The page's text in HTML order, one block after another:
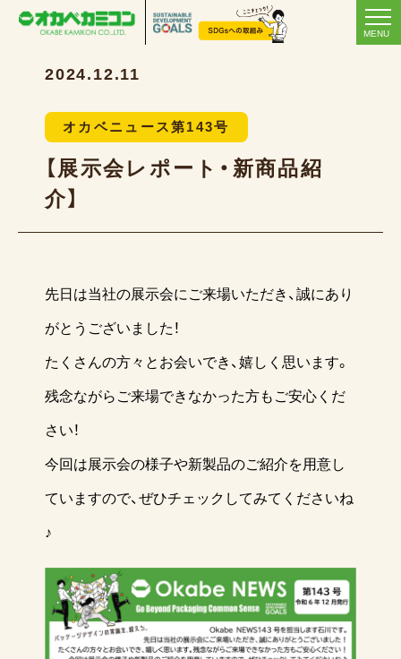
MENU
2024.12.11
オカベニュース第143号
【展示会レポート・新商品紹
介】
先日は当社の展示会にご来場いただき、誠にあり
がとうございました！
たくさんの方々とお会いでき、嬉しく思います。
残念ながらご来場できなかった方もご安心くだ
さい！
今回は展示会の様子や新製品のご紹介を用意し
ていますので、ぜひチェックしてみてくださいね
♪